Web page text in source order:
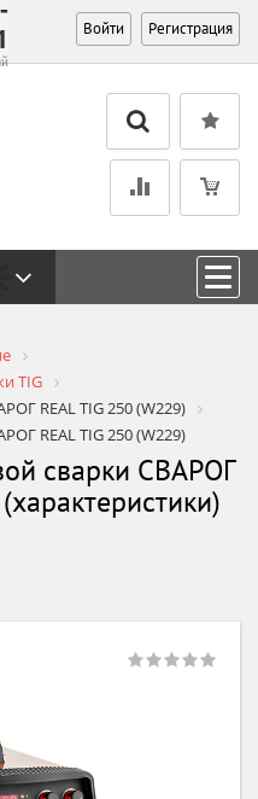
Войти Регистрация
TIG
REAL TIG 250 (W229)
REAL TIG 250 (W229)
сварки СВАРОГ